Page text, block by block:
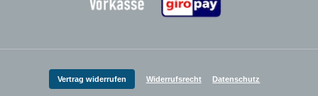
Zahlungsanbieter
Vertrag widerrufen Widerrufsrecht Datenschutz